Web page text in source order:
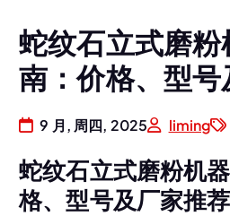
蛇纹石立式磨
南：价格、型
9 月, 周四, 2025 liming
蛇纹石立式磨粉机
格、型号及厂家推荐